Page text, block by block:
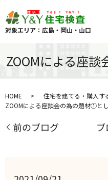
対象エリア：広島・岡山・山口
ZOOMによる座
HOME
住宅を建てる・購入す
ZOOMによる座談会の為の題材①と
前のブログ